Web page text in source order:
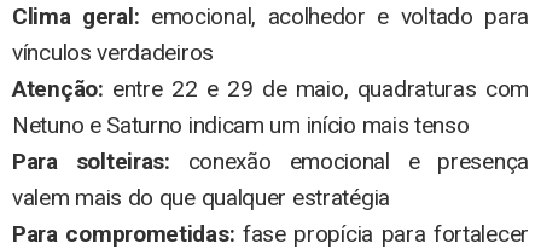
Clima geral: emocional, acolhedor e voltado para
vínculos verdadeiros
Atenção: entre 22 e 29 de maio, quadraturas com
Netuno e Saturno indicam um início mais tenso
Para solteiras: conexão emocional e presença
valem mais do que qualquer estratégia
Para comprometidas: fase propícia para fortalecer